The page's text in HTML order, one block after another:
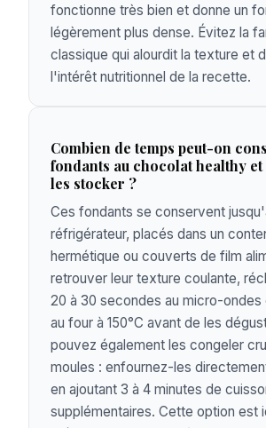
fonctionne très bien et donne un
légèrement plus dense. Évitez la
classique qui alourdit la texture et
l'intérêt nutritionnel de la recette.
Combien de temps peut-on
fondants au chocolat healthy
les stocker ?
Ces fondants se conservent
réfrigérateur, placés dans un
hermétique ou couverts de film
retrouver leur texture coulante,
20 à 30 secondes au micro-ondes
au four à 150°C avant de les
pouvez également les congeler
moules : enfournez-les
en ajoutant 3 à 4 minutes de
supplémentaires. Cette option est